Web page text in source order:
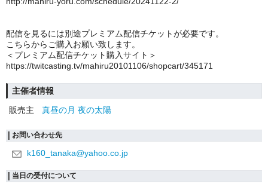
配信を見るには別途プレミアム配信チケットが必要です。
こちらからご購入お願い致します。
＜プレミアム配信チケット購入サイト＞
https://twitcasting.tv/mahiru20101106/shopcart/345171
主催者情報
販売主
真昼の月 夜の太陽
お問い合わせ先
k160_tanaka@yahoo.co.jp
当日の受付について